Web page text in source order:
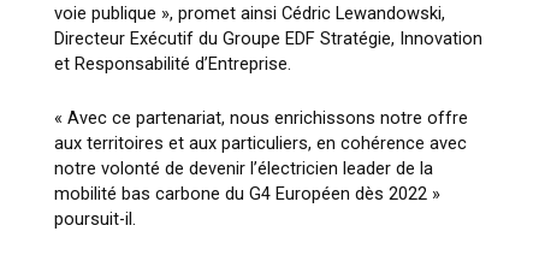
voie publique », promet ainsi Cédric Lewandowski,
Directeur Exécutif du Groupe EDF Stratégie, Innovation
et Responsabilité d’Entreprise.
« Avec ce partenariat, nous enrichissons notre offre
aux territoires et aux particuliers, en cohérence avec
notre volonté de devenir l’électricien leader de la
mobilité bas carbone du G4 Européen dès 2022 »
poursuit-il.